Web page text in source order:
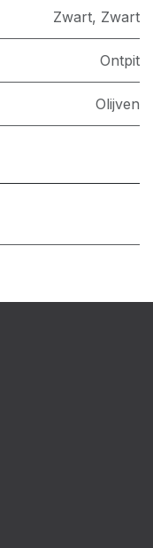
Zwart, Zwart
Ontpit
Olijven